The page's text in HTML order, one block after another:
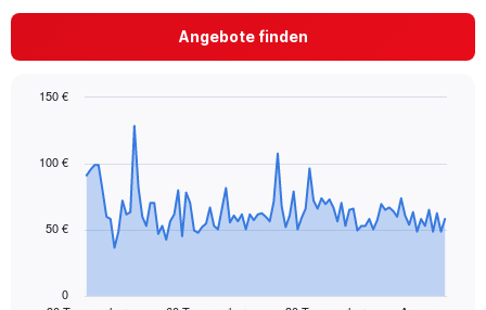
Angebote finden
data
The
0
50 €
100 €
150 €